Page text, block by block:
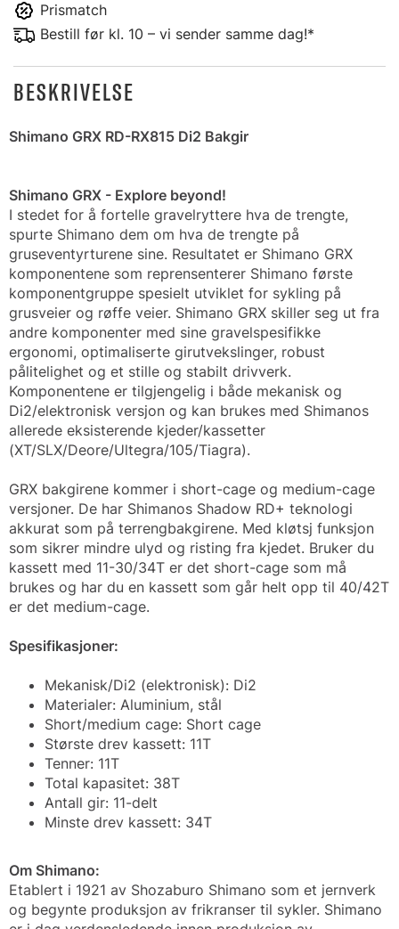
Prismatch
Bestill før kl. 10 – vi sender samme dag!*
BESKRIVELSE
Shimano GRX RD-RX815 Di2 Bakgir
Shimano GRX - Explore beyond!
I stedet for å fortelle gravelryttere hva de trengte,
spurte Shimano dem om hva de trengte på
gruseventyrturene sine. Resultatet er Shimano GRX
komponentene som reprensenterer Shimano første
komponentgruppe spesielt utviklet for sykling på
grusveier og røffe veier. Shimano GRX skiller seg ut fra
andre komponenter med sine gravelspesifikke
ergonomi, optimaliserte girutvekslinger, robust
pålitelighet og et stille og stabilt drivverk.
Komponentene er tilgjengelig i både mekanisk og
Di2/elektronisk versjon og kan brukes med Shimanos
allerede eksisterende kjeder/kassetter
(XT/SLX/Deore/Ultegra/105/Tiagra).
GRX bakgirene kommer i short-cage og medium-cage
versjoner. De har Shimanos Shadow RD+ teknologi
akkurat som på terrengbakgirene. Med kløtsj funksjon
som sikrer mindre ulyd og risting fra kjedet. Bruker du
kassett med 11-30/34T er det short-cage som må
brukes og har du en kassett som går helt opp til 40/42T
er det medium-cage.
Spesifikasjoner:
Mekanisk/Di2 (elektronisk): Di2
Materialer: Aluminium, stål
Short/medium cage: Short cage
Største drev kassett: 11T
Tenner: 11T
Total kapasitet: 38T
Antall gir: 11-delt
Minste drev kassett: 34T
Om Shimano:
Etablert i 1921 av Shozaburo Shimano som et jernverk
og begynte produksjon av frikranser til sykler. Shimano